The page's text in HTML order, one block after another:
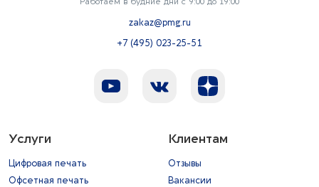
zakaz@pmg.ru
+7 (495) 023-25-51
Услуги
Цифровая печать
Офсетная печать
Клиентам
Отзывы
Вакансии